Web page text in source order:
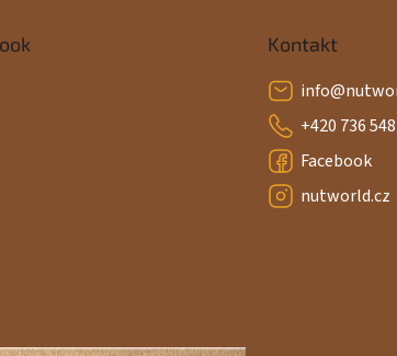
Kontakt
info@
+420 736
Facebook
nutworld.cz